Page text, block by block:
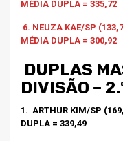
MÉDIA DUPLA = 335,72
6. NEUZA KAE/SP
MÉDIA DUPLA = 300,92
DUPLAS
DIVISÃO –
1. ARTHUR KIM/SP
DUPLA = 339,49